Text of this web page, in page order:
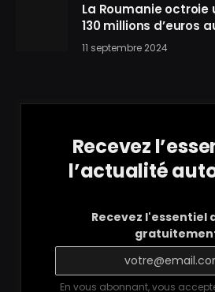
La Roumanie octroie
130 millions d’euros
11 septembre 2024
Recevez
l’actualité
Recevez l'essentiel
En vous abonnant, vous